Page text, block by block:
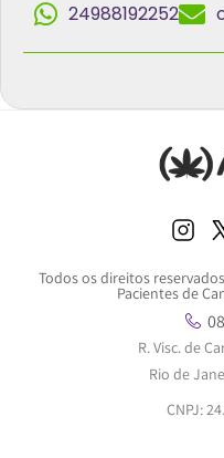
24988192252
Todos os direitos
Pacientes de
R. Visc. de
Rio de
CNPJ: